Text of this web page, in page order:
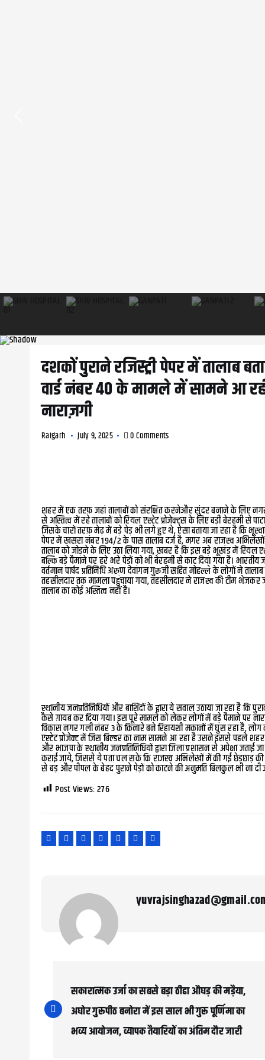
दशकों पुराने रजिस्ट्री पेपर में तालाब
वार्ड नंबर 40 के मामले में सामने आ रही
नाराज़गी
Raigarh July 9, 2025 0 Comments
शहर में एक तरफ़ जहां तालाबों को संरक्षित करनेऔर सुंदर बनाने के लिए नगर
से अस्तित्व में रहे तालाबों को रियल एस्टेट प्रोजेक्ट्स के लिए बड़ी बेरहमी से
जिसके चारों तरफ़ मेढ़ में बड़े पेड़ भी लगे हुए थे, ऐसा बताया जा रहा है कि
पेपर में खसरा नंबर 194/2 के पास तालाब दर्ज़ है, मगर अब राजस्व
तालाब को जोड़ने के लिए उठा लिया गया, ख़बर है कि इस बड़े भूखंड में रियल
बल्कि बड़े पैमाने पर हरे भरे पेड़ों को भी बेरहमी से काट दिया गया है। भारतीय
वर्तमान पार्षद प्रतिनिधि अरुण देवांगन गुरूजी सहित मोहल्ले के लोगों ने
तहसीलदार तक मामला पहुंचाया गया, तहसीलदार ने राजस्व की टीम
तालाब का कोई अस्तित्व नहीं है।
स्थानीय जनप्रतिनिधियों और बाशिंदों के द्वारा ये सवाल उठाया जा रहा है कि
कैसे ग़ायब कर दिया गया। इस पूरे मामले को लेकर लोगों में बड़े पैमाने पर
विकास नगर गली नंबर 3 के किनारे बने रिहायशी मकानों में घुस रहा है, लोग
एस्टेट प्रोजेक्ट में जिस बिल्डर का नाम सामने आ रहा है उसने इससे पहले शहर
और भाजपा के स्थानीय जनप्रतिनिधियों द्वारा जिला प्रशासन से अपेक्षा
कराई जाये, जिससे ये पता चल सके कि राजस्व अभिलेखों में की गई छेड़छाड़
से बड़ और पीपल के बेहद पुराने पेड़ों को काटने की अनुमति बिलकुल भी ना दी
Post Views:276
o
s
सकारात्मक उर्जा का सबसे बड़ा ठीहा औघड़ की मड़ैया,
अघोर गुरूपीठ बनोरा में इस साल भी गुरू पूर्णिमा का
भव्य आयोजन, व्यापक तैयारियों का अंतिम दौर जारी